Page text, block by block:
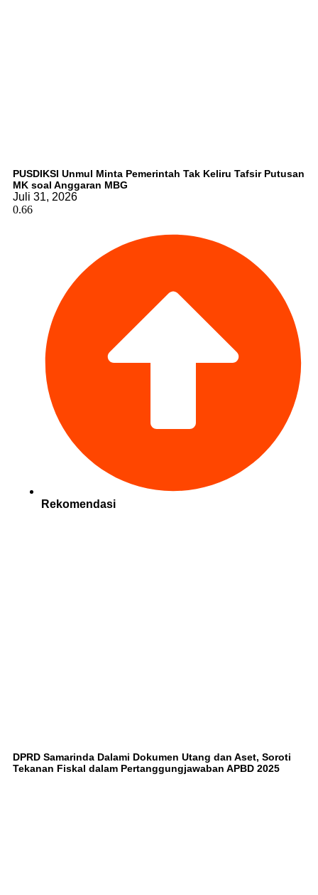
PUSDIKSI Unmul Minta Pemerintah Tak Keliru Tafsir Putusan
MK soal Anggaran MBG
Juli 31, 2026
Rekomendasi
DPRD Samarinda Dalami Dokumen Utang dan Aset, Soroti
Tekanan Fiskal dalam Pertanggungjawaban APBD 2025